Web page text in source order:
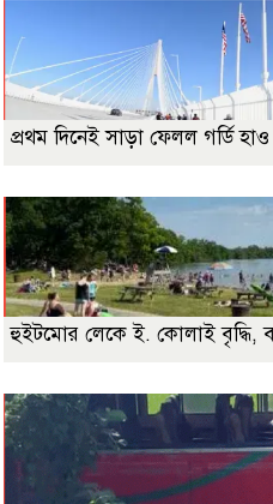
প্রথম দিনেই সাড়া ফেলল গর্ডি
হুইটমোর লেকে ই. কোলাই বৃদ্ধি,